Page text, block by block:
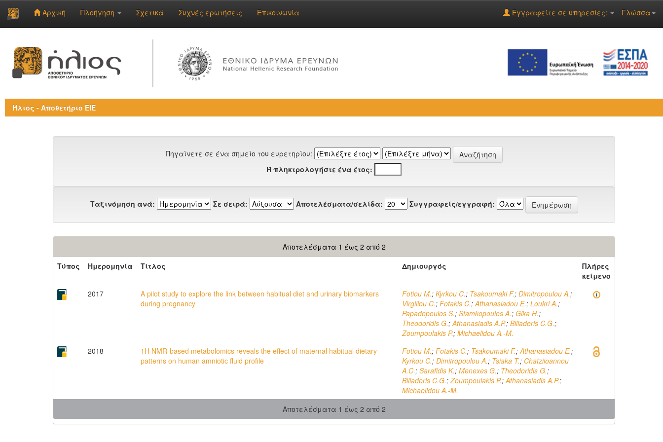
navigation
Αρχική Πλοήγηση Σχετικά Συχνές ερωτήσεις Επικοινωνία Γλώσσα
Εγγραφείτε σε υπηρεσίες:
Ήλιος - Αποθετήριο ΕΙΕ
Πηγαίνετε σε ένα σημείο του ευρετηρίου:
Ή πληκτρολογήστε ένα έτος:
Ταξινόμηση ανά: Σε σειρά: Αποτελέσματα/σελίδα: Συγγραφείς/εγγραφή:
Αποτελέσματα 1 έως 2 από 2
Τύπος
Ημερομηνία Τίτλος Δημιουργός
Πλήρες
κείμενο
2017
A pilot study to explore the link between habitual diet and urinary biomarkers
during pregnancy
Fotiou M.; Kyrkou C.; Tsakoumaki F.; Dimitropoulou A.;
Virgiliou C.; Fotakis C.;Athanasiadou E.; Loukri A.;
Papadopoulos S.; Stamkopoulos A.; Gika H.;
Theodoridis G.;Athanasiadis A.P.; Biliaderis C.G.;
Zoumpoulakis P.; Michaelidou A.-M.
2018
1H NMR-based metabolomics reveals the effect of maternal habitual dietary
patterns on human amniotic fluid profile
Fotiou M.; Fotakis C.; Tsakoumaki F.;Athanasiadou E.;
Kyrkou C.; Dimitropoulou A.; Tsiaka T.; Chatziioannou
A.C.; Sarafidis K.; Menexes G.; Theodoridis G.;
Biliaderis C.G.;Zoumpoulakis P.;Athanasiadis A.P.;
Michaelidou A.-M.
Αποτελέσματα 1 έως 2 από 2